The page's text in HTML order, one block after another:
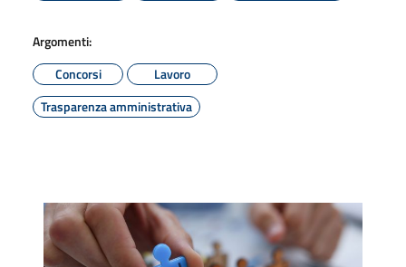
Argomenti:
Concorsi
Lavoro
Trasparenza amministrativa